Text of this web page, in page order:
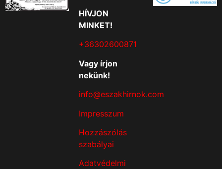
HÍVJON
MINKET!
+36302600871
Vagy írjon
nekünk!
info@eszakhirnok.com
Impresszum
Hozzászólás
szabályai
Adatvédelmi